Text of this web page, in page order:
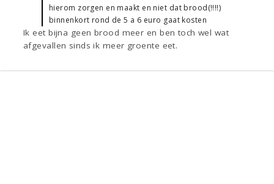
hierom zorgen en maakt en niet dat brood(!!!!)
binnenkort rond de 5 a 6 euro gaat kosten
Ik eet bijna geen brood meer en ben toch wel wat
afgevallen sinds ik meer groente eet.